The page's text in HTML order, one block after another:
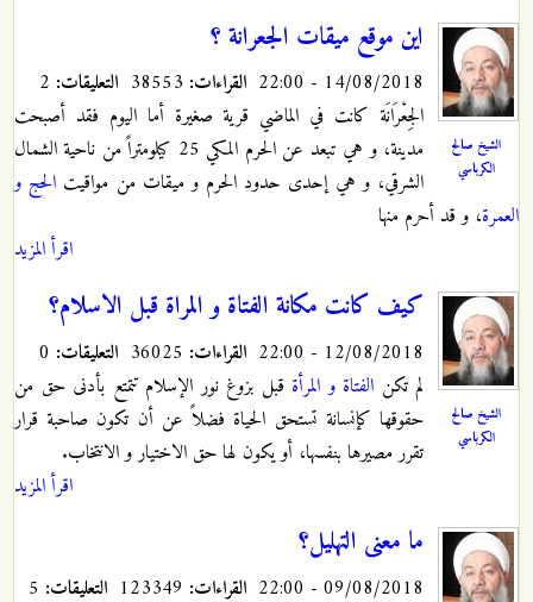
الشيخ صالح
الكرباسي
اين موقع ميقات الجعرانة ؟
14/08/2018 - 22:00 القراءات: التعليقات:
الجِعْرَانَة كانت في الماضي قرية صغيرة أما اليوم فقد أصبحت
مدينة، و هي تبعد عن الحرم المكي 25 كيلومتراً من ناحية الشمال
الشرقي، و هي إحدى حدود الحرم و ميقات من مواقيت الحج و
العمرة، و قد أحرم منها
اقرأ المزيد
الشيخ صالح
الكرباسي
كيف كانت مكانة الفتاة و المراة قبل الاسلام؟
12/08/2018 - 22:00 القراءات: التعليقات:
لم تكن الفتاة و المرأة قبل بزوغ نور الإسلام تتمتع بأدنى حق من
حقوقها كإنسانة تستحق الحياة فضلاً عن أن تكون صاحبة قرار
تقرر مصيرها بنفسها، أو يكون لها حق الاختيار و الانتخاب.
اقرأ المزيد
ما معنى التهليل؟
09/08/2018 - 22:00 القراءات: التعليقات: